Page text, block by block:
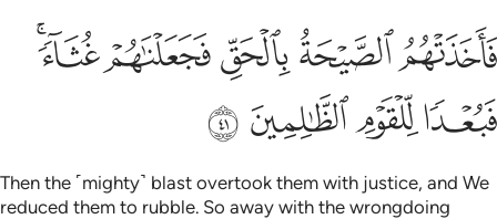
فاخذتهم الصيحة بالحق فجعلناهم غثاء فبعدا للقوم الظالمين ٤١
فَأَخَذَتْهُمُ ٱلصَّيْحَةُ بِٱلْحَقِّ فَجَعَلْنَـٰهُمْ غُثَآءًۭ ۚ فَبُعْدًۭا
ﳏﳐﳑﳒﳓﳔ
ﳕﳖﳗ ﳘ
Then the ˹mighty˺ blast overtook them with justice, and We
reduced them to rubble. So away with the wrongdoing